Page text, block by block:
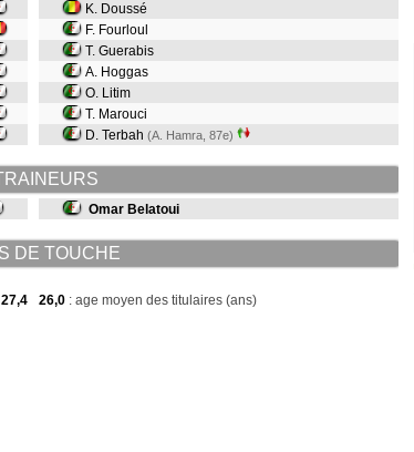
K. Doussé
F. Fourloul
T. Guerabis
A. Hoggas
O. Litim
T. Marouci
D. Terbah (A. Hamra, 87e)
Omar Belatoui
DE TOUCHE
27,4 26,0 : age moyen des titulaires (ans)